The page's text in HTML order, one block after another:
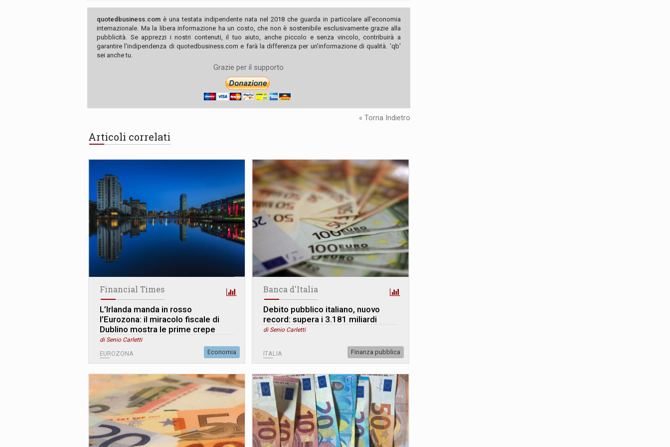
quotedbusiness.com è una testata indipendente nata nel 2018 che guarda in particolare all'economia
internazionale. Ma la libera informazione ha un costo, che non è sostenibile esclusivamente grazie alla
pubblicità. Se apprezzi i nostri contenuti, il tuo aiuto, anche piccolo e senza vincolo, contribuirà a
garantire l'indipendenza di quotedbusiness.com e farà la differenza per un'informazione di qualità. 'qb'
sei anche tu.
Grazie per il supporto
« Torna Indietro
Articoli correlati
Financial Times
L’Irlanda manda in rosso
l’Eurozona: il miracolo fiscale di
Dublino mostra le prime crepe
di Senio Carletti
EUROZONA Economia
Banca d'Italia
Debito pubblico italiano, nuovo
record: supera i 3.181 miliardi
di Senio Carletti
ITALIA Finanza pubblica